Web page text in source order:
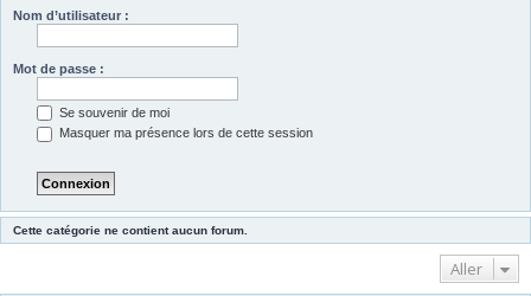
Nom d’utilisateur :
Mot de passe :
Se souvenir de moi
Masquer ma présence lors de cette session
Cette catégorie ne contient aucun forum.
Aller